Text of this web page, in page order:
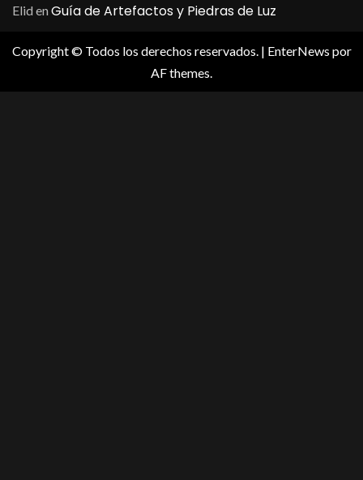
ElidenGuía de Artefactos y Piedras de Luz
Copyright © Todos los derechos reservados. | EnterNews por
AF themes.